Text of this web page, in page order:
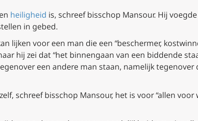
heiligheid is, schreef bisschop Mansour. Hij
in gebed.
lijken voor een man die een “beschermer,
hij zei dat “het binnengaan van een biddende
een andere man staan, namelijk tegenover
schreef bisschop Mansour, het is voor “allen